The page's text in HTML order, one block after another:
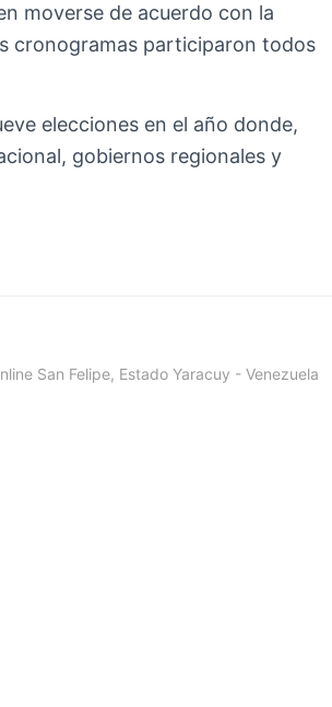
moverse de acuerdo con la
cronogramas participaron todos
elecciones en el año donde,
gobiernos regionales y
San Felipe, Estado Yaracuy - Venezuela